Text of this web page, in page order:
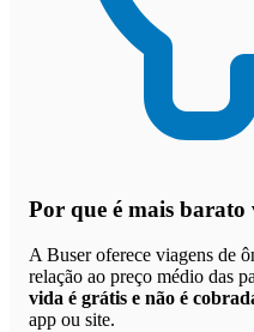
Por que é mais
A Buser oferece viagens de
relação ao preço médio das
vida é grátis e não é
app ou site.